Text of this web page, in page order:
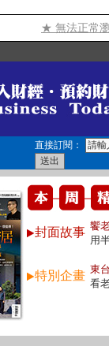
★ 無法正常
直接訂閱：
封面故事 饗
用
特別企畫 東
看